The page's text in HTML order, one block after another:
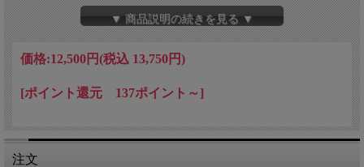
▼ 商品説明の続きを見る ▼
価格:12,500円(税込 13,750円)
[ポイント還元 137ポイント～]
注文